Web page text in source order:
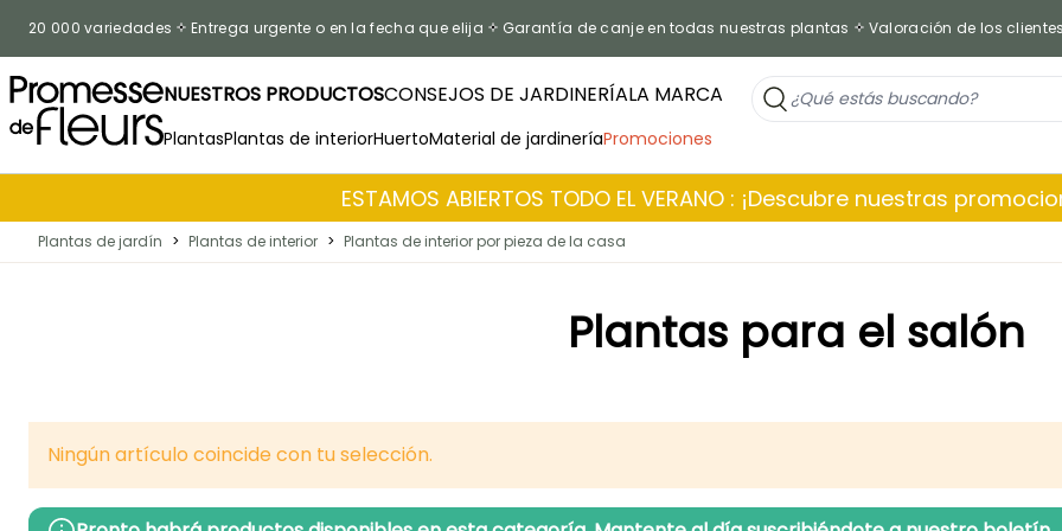
20 000 variedades Entrega urgente o en la fecha que elija Garantía de canje en todas nuestras plantas Valoración de los
NUESTROS PRODUCTOSCONSEJOS DE JARDINERÍALA MARCA
PlantasPlantas de interiorHuertoMaterial de jardineríaPromociones
ESTAMOS ABIERTOS TODO EL VERANO : ¡Descubre nuestras
Plantas de jardín > Plantas de interior > Plantas de interior por pieza de la casa
Plantas para el salón
Ningún artículo coincide con tu selección.